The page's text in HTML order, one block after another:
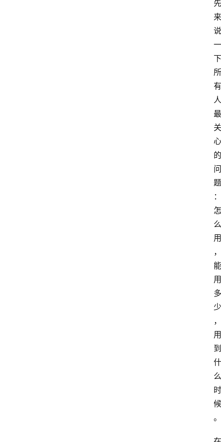
先
来
说
一
下
所
有
人
最
关
心
的
问
题
：
怎
么
用
，
能
用
多
少
，
用
到
什
么
时
候
。